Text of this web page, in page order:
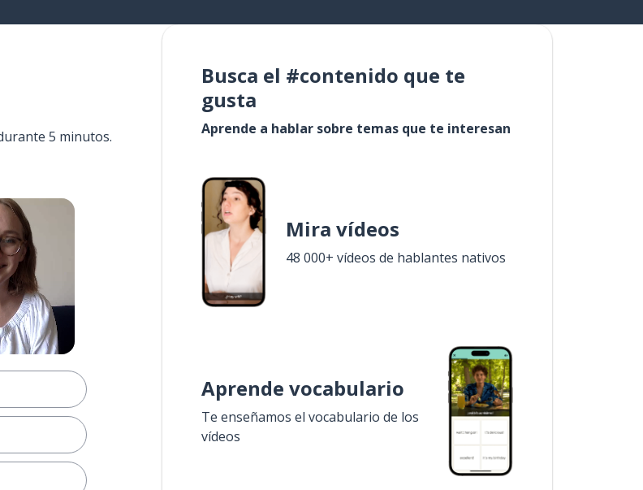
5 minutos.
Busca el #contenido que te
gusta
Aprende a hablar sobre temas que te interesan
Mira vídeos
48 000+ vídeos de hablantes nativos
Aprende vocabulario
Te enseñamos el vocabulario de los
vídeos